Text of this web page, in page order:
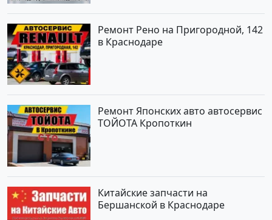
Ремонт Рено на Пригородной, 142
в Краснодаре
Ремонт Японских авто автосервис
ТОЙОТА Кропоткин
Китайские запчасти на
Бершанской в Краснодаре